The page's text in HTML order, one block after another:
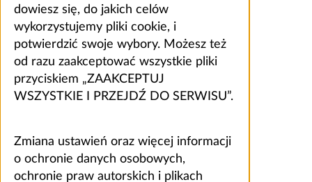
dowiesz się, do jakich celów
wykorzystujemy pliki cookie, i
potwierdzić swoje wybory. Możesz też
od razu zaakceptować wszystkie pliki
przyciskiem „ZAAKCEPTUJ
WSZYSTKIE I PRZEJDŹ DO SERWISU”.
Zmiana ustawień oraz więcej informacji
o ochronie danych osobowych,
ochronie praw autorskich i plikach